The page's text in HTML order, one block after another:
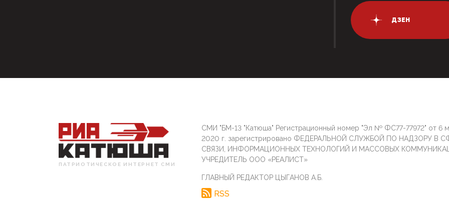
ДЗЕН
ПАТРИОТИЧЕСКОЕ ИНТЕРНЕТ СМИ
СМИ "БМ-13 "Катюша" Регистрационный номер "Эл № ФС77-77972" от 6
2020 г. зарегистрировано ФЕДЕРАЛЬНОЙ СЛУЖБОЙ ПО НАДЗОРУ В
СВЯЗИ, ИНФОРМАЦИОННЫХ ТЕХНОЛОГИЙ И МАССОВЫХ
УЧРЕДИТЕЛЬ ООО «РЕАЛИСТ»
ГЛАВНЫЙ РЕДАКТОР ЦЫГАНОВ А.Б.
RSS